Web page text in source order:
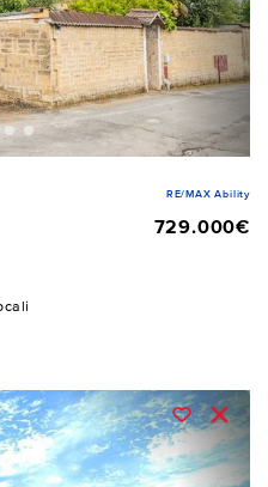
RE/MAX Ability
729.000€